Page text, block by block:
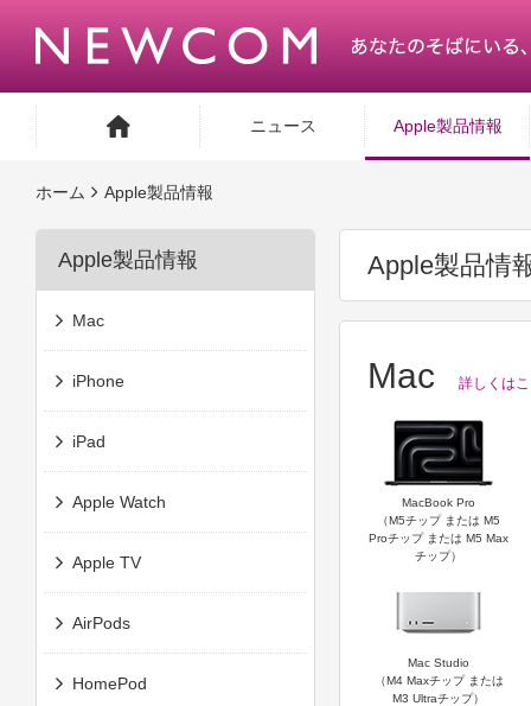
ニュース Apple製品情報
ホーム Apple製品情報
Apple製品情
Mac 詳しくは
MacBook Pro
（M5チップ または M5
Proチップ または M5 Max
チップ）
Mac Studio
（M4 Maxチップ または
M3 Ultraチップ）
Apple製品情報
Mac
iPhone
iPad
Apple Watch
Apple TV
AirPods
HomePod